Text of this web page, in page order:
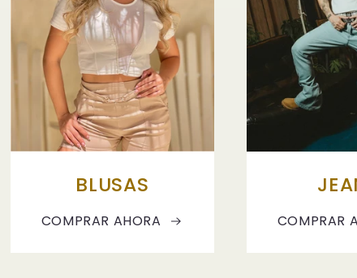
BLUSAS
COMPRAR AHORA COMPRAR